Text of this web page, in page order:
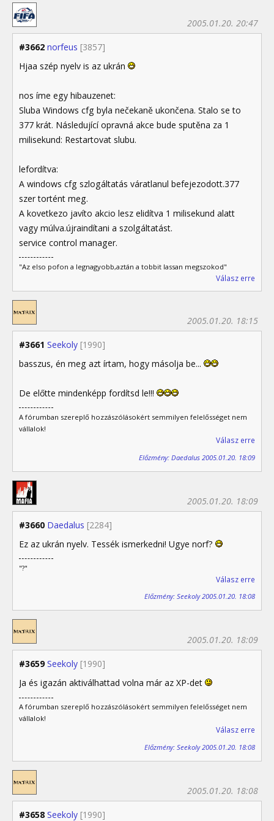
#3662 norfeus [3857]
2005.01.20. 20:47
Hjaa szép nyelv is az ukrán
nos íme egy hibauzenet:
Sluba Windows cfg byla nečekaně ukončena. Stalo se to
377 krát. Následující opravná akce bude sputěna za 1
milisekund: Restartovat slubu.
lefordítva:
A windows cfg szlogáltatás váratlanul befejezodott.377
szer tortént meg.
A kovetkezo javíto akcio lesz elidítva 1 milisekund alatt
vagy múlva.újraindítani a szolgáltatást.
service control manager.
"Az elso pofon a legnagyobb,aztán a tobbit lassan megszokod"
Válasz erre
#3661 Seekoly [1990]
2005.01.20. 18:15
basszus, én meg azt írtam, hogy másolja be...
De előtte mindenképp fordítsd le!!!
A fórumban szereplő hozzászólásokért semmilyen felelősséget nem
vállalok!
Válasz erre
Előzmény: Daedalus 2005.01.20. 18:09
#3660 Daedalus [2284]
2005.01.20. 18:09
Ez az ukrán nyelv. Tessék ismerkedni! Ugye norf?
"?"
Válasz erre
Előzmény: Seekoly 2005.01.20. 18:08
#3659 Seekoly [1990]
2005.01.20. 18:09
Ja és igazán aktiválhattad volna már az XP-det
A fórumban szereplő hozzászólásokért semmilyen felelősséget nem
vállalok!
Válasz erre
Előzmény: Seekoly 2005.01.20. 18:08
#3658 Seekoly [1990]
2005.01.20. 18:08